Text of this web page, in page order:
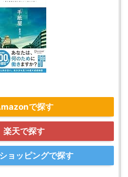
で探す
楽天で探す
ョッピングで探す